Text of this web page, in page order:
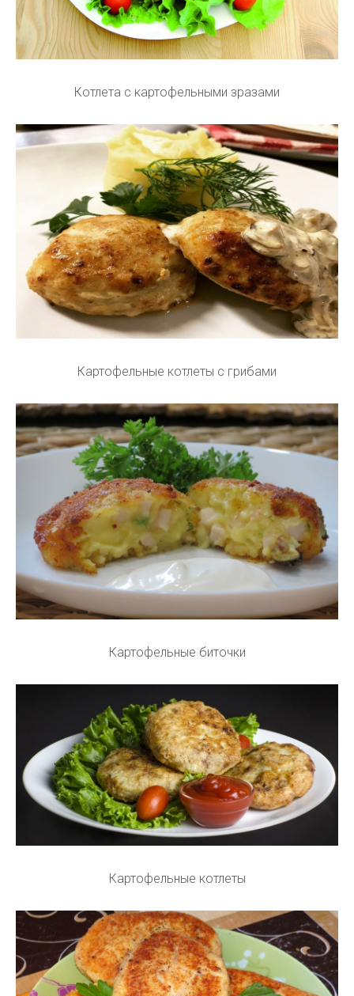
Котлета с картофельными зразами
Картофельные котлеты с грибами
Картофельные биточки
Картофельные котлеты